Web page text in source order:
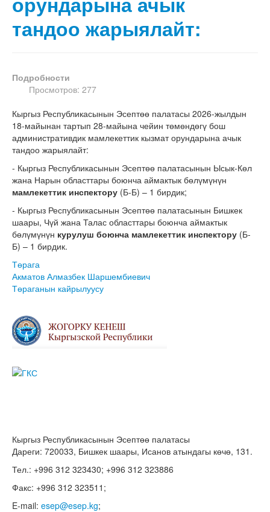
тандоо жарыялайт:
Подробности
Просмотров: 277
Кыргыз Республикасынын Эсептөө палатасы 2026-жылдын
18-майынан тартып 28-майына чейин төмөндөгү бош
административдик мамлекеттик кызмат орундарына ачык
тандоо жарыялайт:
- Кыргыз Республикасынын Эсептөө палатасынын Ысык-Көл
жана Нарын областтары боюнча аймактык бөлүмүнүн
мамлекеттик инспектору (Б-Б) – 1 бирдик;
- Кыргыз Республикасынын Эсептөө палатасынын Бишкек
шаары, Чүй жана Талас областтары боюнча аймактык
бөлүмүнүн курулуш боюнча мамлекеттик инспектору (Б-
Б) – 1 бирдик.
Төрага
Акматов Алмазбек Шаршембиевич
Төраганын кайрылуусу
Кыргыз Республикасынын Эсептөө палатасы
Дареги: 720033, Бишкек шаары, Исанов атындагы көчө, 131.
Тел.: +996 312 323430; +996 312 323886
Факс: +996 312 323511;
E-mail: esep@esep.kg;